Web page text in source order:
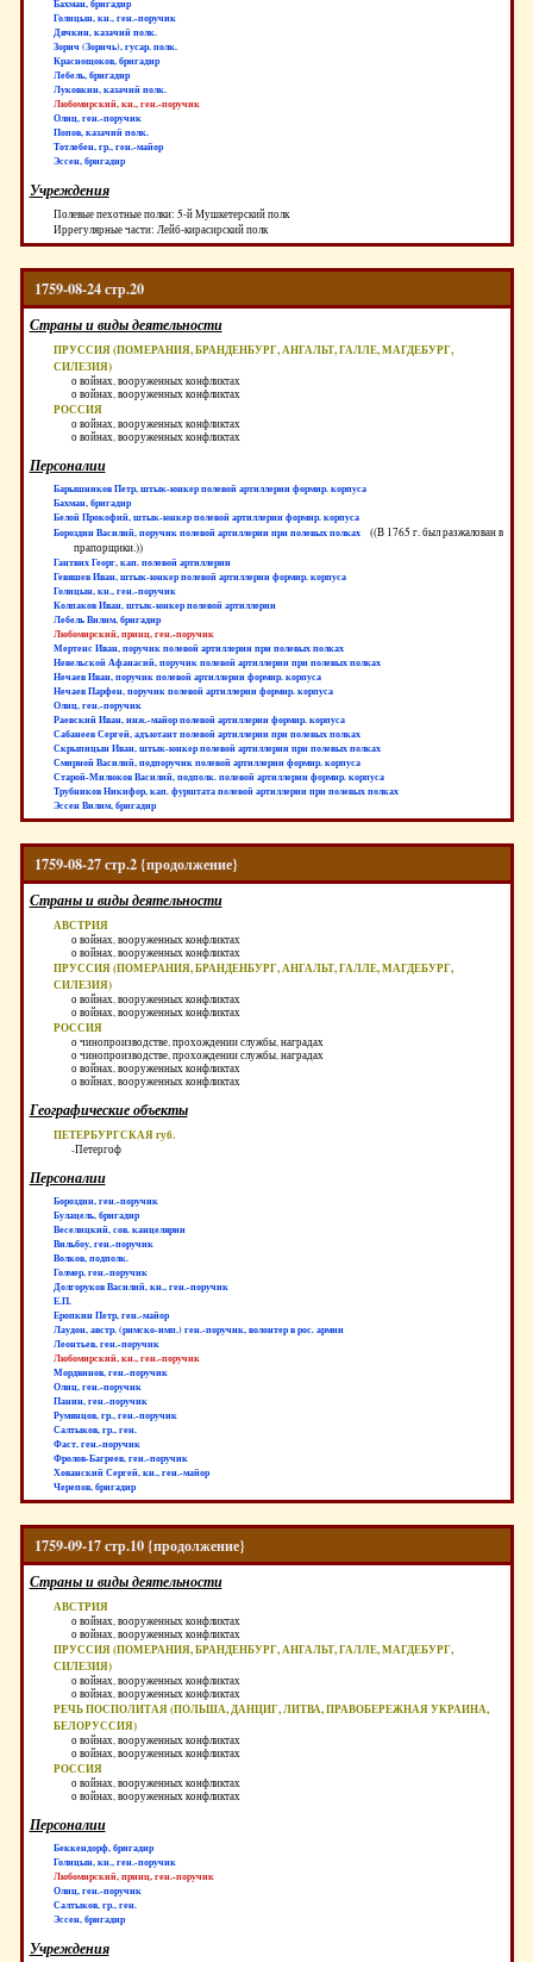
Бахман, бригадир
Голицын, кн., ген.-поручик
Дячкин, казачий полк.
Зорич (Зоричь), гусар. полк.
Краснощоков, бригадир
Лебель, бригадир
Луковкин, казачий полк.
Любомирский, кн., ген.-поручик
Олиц, ген.-поручик
Попов, казачий полк.
Тотлебен, гр., ген.-майор
Эссен, бригадир
Учреждения
Полевые пехотные полки: 5-й Мушкетерский полк
Иррегулярные части: Лейб-кирасирский полк
1759-08-24 стр.20
Страны и виды деятельности
ПРУССИЯ (ПОМЕРАНИЯ, БРАНДЕНБУРГ, АНГАЛЬТ, ГАЛЛЕ, МАГДЕБУРГ,
СИЛЕЗИЯ)
о войнах, вооруженных конфликтах
о войнах, вооруженных конфликтах
РОССИЯ
о войнах, вооруженных конфликтах
о войнах, вооруженных конфликтах
Персоналии
Барышников Петр, штык-юнкер полевой артиллерии формир. корпуса
Бахман, бригадир
Белой Прокофий, штык-юнкер полевой артиллерии формир. корпуса
Бороздин Василий, поручик полевой артиллерии при полевых полках
((В 1765 г. был разжалован в
прапорщики.))
Гантвих Георг, кап. полевой артиллерии
Гевяшев Иван, штык-юнкер полевой артиллерии формир. корпуса
Голицын, кн., ген.-поручик
Колпаков Иван, штык-юнкер полевой артиллерии
Лебель Вилим, бригадир
Любомирский, принц, ген.-поручик
Мертенс Иван, поручик полевой артиллерии при полевых полках
Невельской Афанасий, поручик полевой артиллерии при полевых полках
Нечаев Иван, поручик полевой артиллерии формир. корпуса
Нечаев Парфен, поручик полевой артиллерии формир. корпуса
Олиц, ген.-поручик
Раевский Иван, инж.-майор полевой артиллерии формир. корпуса
Сабанеев Сергей, адъютант полевой артиллерии при полевых полках
Скрыпицын Иван, штык-юнкер полевой артиллерии при полевых полках
Смирной Василий, подпоручик полевой артиллерии формир. корпуса
Старой-Милюков Василий, подполк. полевой артиллерии формир. корпуса
Трубников Никифор, кап. фурштата полевой артиллерии при полевых полках
Эссен Вилим, бригадир
1759-08-27 стр.2 {продолжение}
Страны и виды деятельности
АВСТРИЯ
о войнах, вооруженных конфликтах
о войнах, вооруженных конфликтах
ПРУССИЯ (ПОМЕРАНИЯ, БРАНДЕНБУРГ, АНГАЛЬТ, ГАЛЛЕ, МАГДЕБУРГ,
СИЛЕЗИЯ)
о войнах, вооруженных конфликтах
о войнах, вооруженных конфликтах
РОССИЯ
о чинопроизводстве, прохождении службы, наградах
о чинопроизводстве, прохождении службы, наградах
о войнах, вооруженных конфликтах
о войнах, вооруженных конфликтах
Географические объекты
ПЕТЕРБУРГСКАЯ губ.
-Петергоф
Персоналии
Бороздин, ген.-поручик
Булацель, бригадир
Веселицкий, сов. канцелярии
Вильбоу, ген.-поручик
Волков, подполк.
Голмер, ген.-поручик
Долгоруков Василий, кн., ген.-поручик
Е.П.
Еропкин Петр, ген.-майор
Лаудон, австр. (римско-имп.) ген.-поручик, волонтер в рос. армии
Леонтьев, ген.-поручик
Любомирский, кн., ген.-поручик
Мордвинов, ген.-поручик
Олиц, ген.-поручик
Панин, ген.-поручик
Румянцов, гр., ген.-поручик
Салтыков, гр., ген.
Фаст, ген.-поручик
Фролов-Багреев, ген.-поручик
Хованский Сергей, кн., ген.-майор
Черепов, бригадир
1759-09-17 стр.10 {продолжение}
Страны и виды деятельности
АВСТРИЯ
о войнах, вооруженных конфликтах
о войнах, вооруженных конфликтах
ПРУССИЯ (ПОМЕРАНИЯ, БРАНДЕНБУРГ, АНГАЛЬТ, ГАЛЛЕ, МАГДЕБУРГ,
СИЛЕЗИЯ)
о войнах, вооруженных конфликтах
о войнах, вооруженных конфликтах
РЕЧЬ ПОСПОЛИТАЯ (ПОЛЬША, ДАНЦИГ, ЛИТВА, ПРАВОБЕРЕЖНАЯ УКРАИНА,
БЕЛОРУССИЯ)
о войнах, вооруженных конфликтах
о войнах, вооруженных конфликтах
РОССИЯ
о войнах, вооруженных конфликтах
о войнах, вооруженных конфликтах
Персоналии
Беккендорф, бригадир
Голицын, кн., ген.-поручик
Любомирский, принц, ген.-поручик
Олиц, ген.-поручик
Салтыков, гр., ген.
Эссен, бригадир
Учреждения